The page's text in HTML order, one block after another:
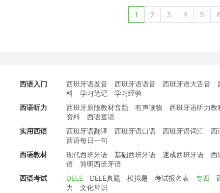
1 2 3 4 5
西语入门 西班牙语发音 西班牙语语音 西班牙语大舌音
料
学习笔记
学习经验
西语听力
西班牙原版教材音频 有声读物
西班牙语听力教
资料
西语童话
实用西语
西班牙语翻译 西班牙语口语 西班牙语词汇
西
西语每日一句
西语教材
现代西班牙语 基础西班牙语 速成西班牙语
西
语
简明西班牙语
西语考试
DELE DELE真题 模拟题 考试报名表 专四
力
文化常识